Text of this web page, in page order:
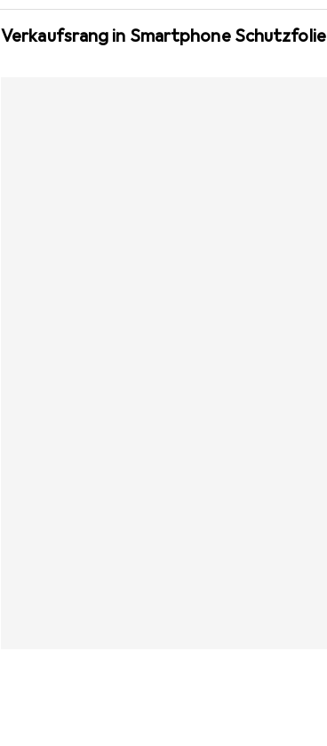
Verkaufsrang in Smartphone Schutzfolie